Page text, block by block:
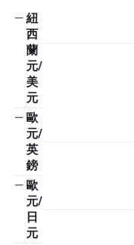
— 紐
西
蘭
元/
美
元
— 歐
元/
英
鎊
— 歐
元/
日
元